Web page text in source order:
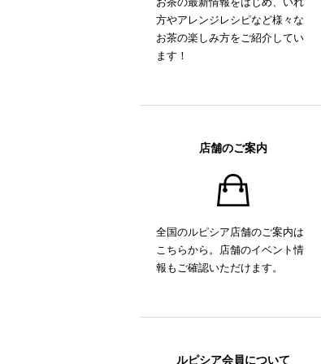
ルピシアオリジナル ティー
お茶の時間がもっと楽しく
方やアレンジレシピなど様々な
お茶の楽しみ方をご紹介してい
ます！
店舗のご案内
全国のルピシア店舗のご案内は
こちらから。店舗のイベント情
報もご確認いただけます。
ルピシア会員について